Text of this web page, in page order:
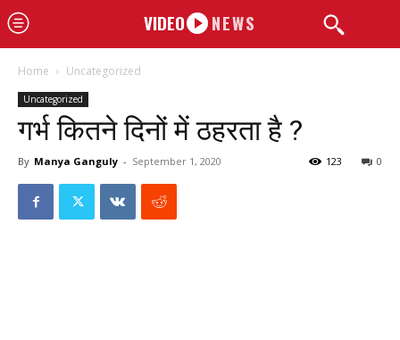
VIDEO NEWS
Home Uncategorized
Uncategorized
गर्भ कितने दिनों में ठहरता है ?
By Manya Ganguly - September 1, 2020 0
123